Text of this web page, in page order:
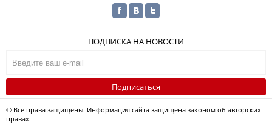
ПОДПИСКА НА НОВОСТИ
Подписаться
© Все права защищены. Информация сайта защищена законом об авторских
правах.